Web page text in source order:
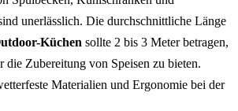
unerlässlich. Die durchschnittliche Länge
Küchen sollte 2 bis 3 Meter betragen,
die Zubereitung von Speisen zu bieten.
Materialien und Ergonomie bei der